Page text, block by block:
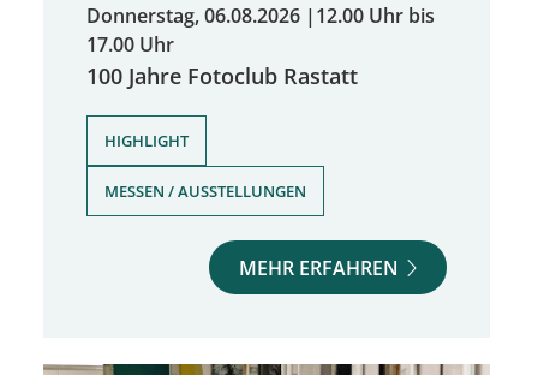
Donnerstag, 06.08.2026 | 12.00 Uhr bis
17.00 Uhr
100 Jahre Fotoclub Rastatt
HIGHLIGHT
MESSEN / AUSSTELLUNGEN
MEHR ERFAHREN